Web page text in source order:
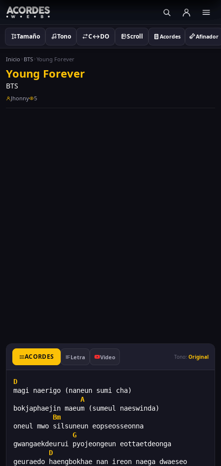
Tamaño Tono C↔DO Scroll Acordes Afinador
Inicio BTS Young Forever
Young Forever
BTS
Jhonny 5
ACORDES Letra Video Tono: Original
D
magi naerigo (naneun sumi cha)
A
bokjaphaejin maeum (sumeul naeswinda)
Bm
oneul mwo silsuneun eopseosseonna
G
gwangaekdeurui pyojeongeun eottaetdeonga
D
geuraedo haengbokhae nan ireon naega dwaeseo